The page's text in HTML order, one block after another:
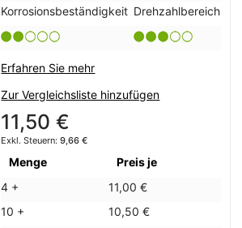
Korrosionsbeständigkeit Drehzahlbereich
Erfahren Sie mehr
Zur Vergleichsliste hinzufügen
11,50 €
9,66 €
Menge
Preis je
4 +
11,00 €
10 +
10,50 €